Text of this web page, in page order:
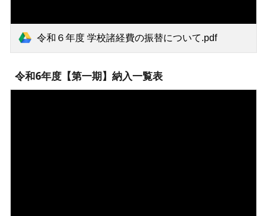
令和６年度 学校諸経費の振替について.pdf
令和6年度【第一期】納入一覧表